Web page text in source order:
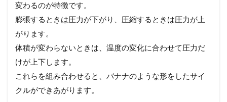
変わるのが特徴です。
膨張するときは圧力が下がり、圧縮するときは圧力が上
がります。
体積が変わらないときは、温度の変化に合わせて圧力だ
けが上下します。
これらを組み合わせると、バナナのような形をしたサイ
クルができあがります。